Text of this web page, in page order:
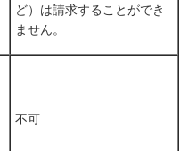
ど）は請求することができ
ません。
不可